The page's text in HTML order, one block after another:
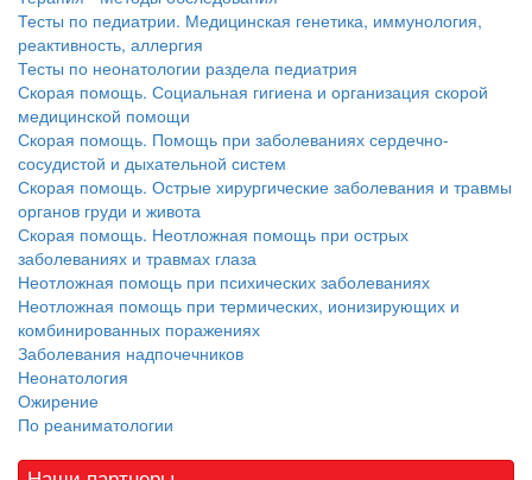
Тесты по педиатрии. Медицинская генетика, иммунология,
реактивность, аллергия
Тесты по неонатологии раздела педиатрия
Скорая помощь. Социальная гигиена и организация скорой
медицинской помощи
Скорая помощь. Помощь при заболеваниях сердечно-
сосудистой и дыхательной систем
Скорая помощь. Острые хирургические заболевания и травмы
органов груди и живота
Скорая помощь. Неотложная помощь при острых
заболеваниях и травмах глаза
Неотложная помощь при психических заболеваниях
Неотложная помощь при термических, ионизирующих и
комбинированных поражениях
Заболевания надпочечников
Неонатология
Ожирение
По реаниматологии